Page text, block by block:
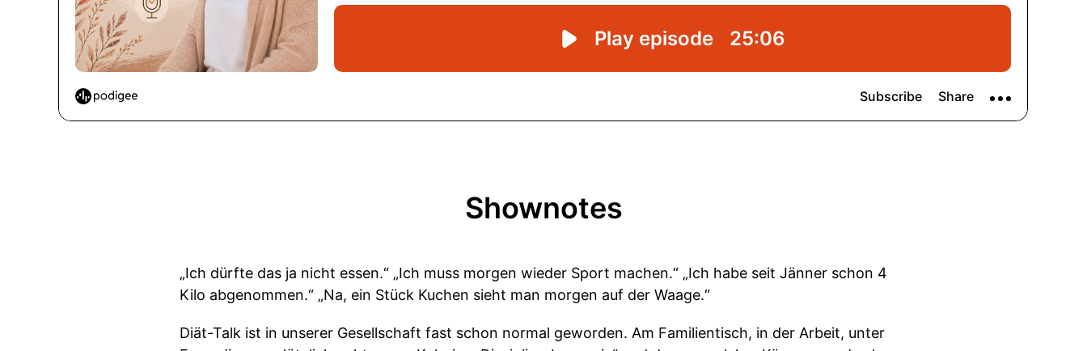
Shownotes
„Ich dürfte das ja nicht essen.“ „Ich muss morgen wieder Sport machen.“ „Ich habe seit Jänner schon 4
Kilo abgenommen.“ „Na, ein Stück Kuchen sieht man morgen auf der Waage.“
Diät-Talk ist in unserer Gesellschaft fast schon normal geworden. Am Familientisch, in der Arbeit, unter